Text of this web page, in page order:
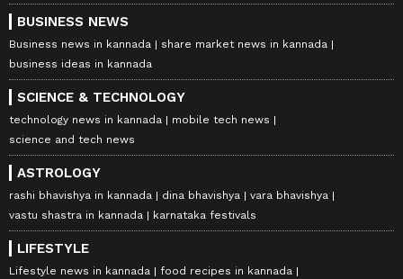
BUSINESS NEWS
Business news in kannada
share market news in kannada
business ideas in kannada
SCIENCE & TECHNOLOGY
technology news in kannada
mobile tech news
science and tech news
ASTROLOGY
rashi bhavishya in kannada dina bhavishya
vara bhavishya
vastu shastra in kannada
karnataka festivals
LIFESTYLE
Lifestyle news in kannada
food recipes in kannada